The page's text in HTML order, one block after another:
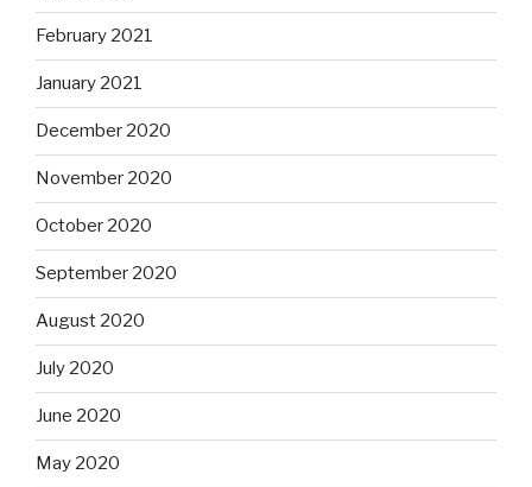
February 2021
January 2021
December 2020
November 2020
October 2020
September 2020
August 2020
July 2020
June 2020
May 2020